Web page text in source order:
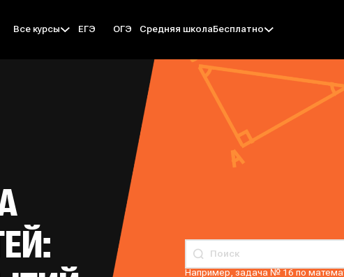
Все курсы ЕГЭ ОГЭ Средняя школаБесплатно
Например, задача № 16 по